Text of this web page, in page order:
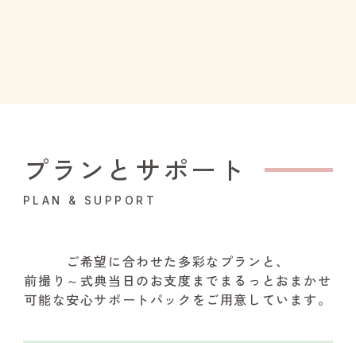
プランとサポート
PLAN & SUPPORT
ご希望に合わせた多彩なプランと、
前撮り～式典当日のお支度までまるっとおまかせ
可能な安心サポートパックをご用意しています。